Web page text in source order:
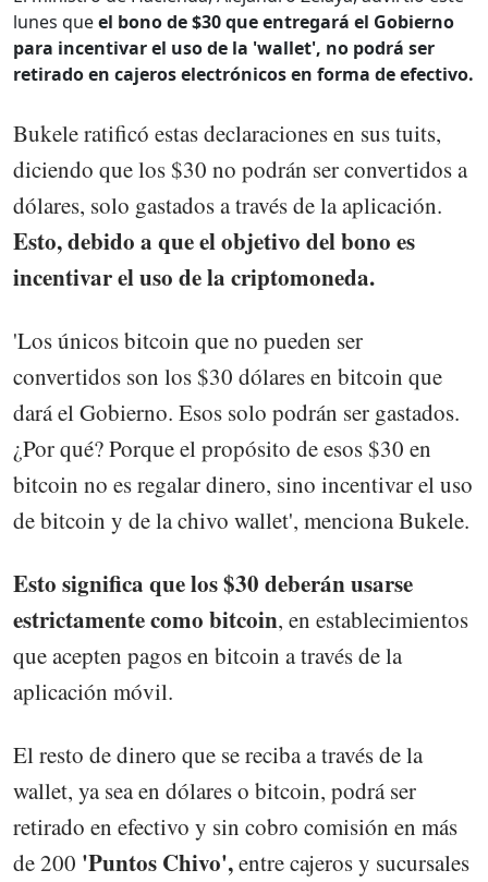
lunes queel bono de $30 que entregará el Gobierno
para incentivar el uso de la 'wallet', no podrá ser
retirado en cajeros electrónicos en forma de efectivo.
Bukele ratificó estas declaraciones en sus tuits,
diciendo que los $30 no podrán ser convertidos a
dólares, solo gastados a través de la aplicación.
Esto, debido a que el objetivo del bono es
incentivar el uso de la criptomoneda.
'Los únicos bitcoin que no pueden ser
convertidos son los $30 dólares en bitcoin que
dará el Gobierno. Esos solo podrán ser gastados.
¿Por qué? Porque el propósito de esos $30 en
bitcoin no es regalar dinero, sino incentivar el uso
de bitcoin y de la chivo wallet', menciona Bukele.
Esto significa que los $30 deberán usarse
estrictamente como bitcoin, en establecimientos
que acepten pagos en bitcoin a través de la
aplicación móvil.
El resto de dinero que se reciba a través de la
wallet, ya sea en dólares o bitcoin, podrá ser
retirado en efectivo y sin cobro comisión en más
de 200 'Puntos Chivo',entre cajeros y sucursales